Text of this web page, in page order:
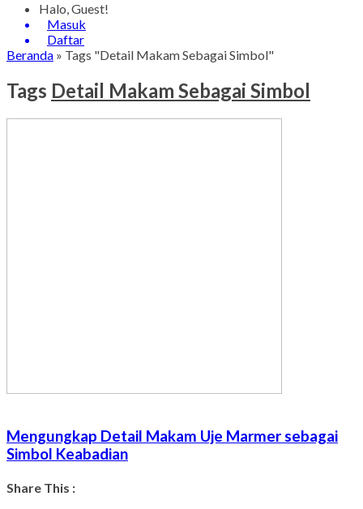
Halo, Guest!
Masuk
Daftar
Beranda » Tags "Detail Makam Sebagai Simbol"
Tags Detail Makam Sebagai Simbol
Mengungkap Detail Makam Uje Marmer sebagai
Simbol Keabadian
Share This :